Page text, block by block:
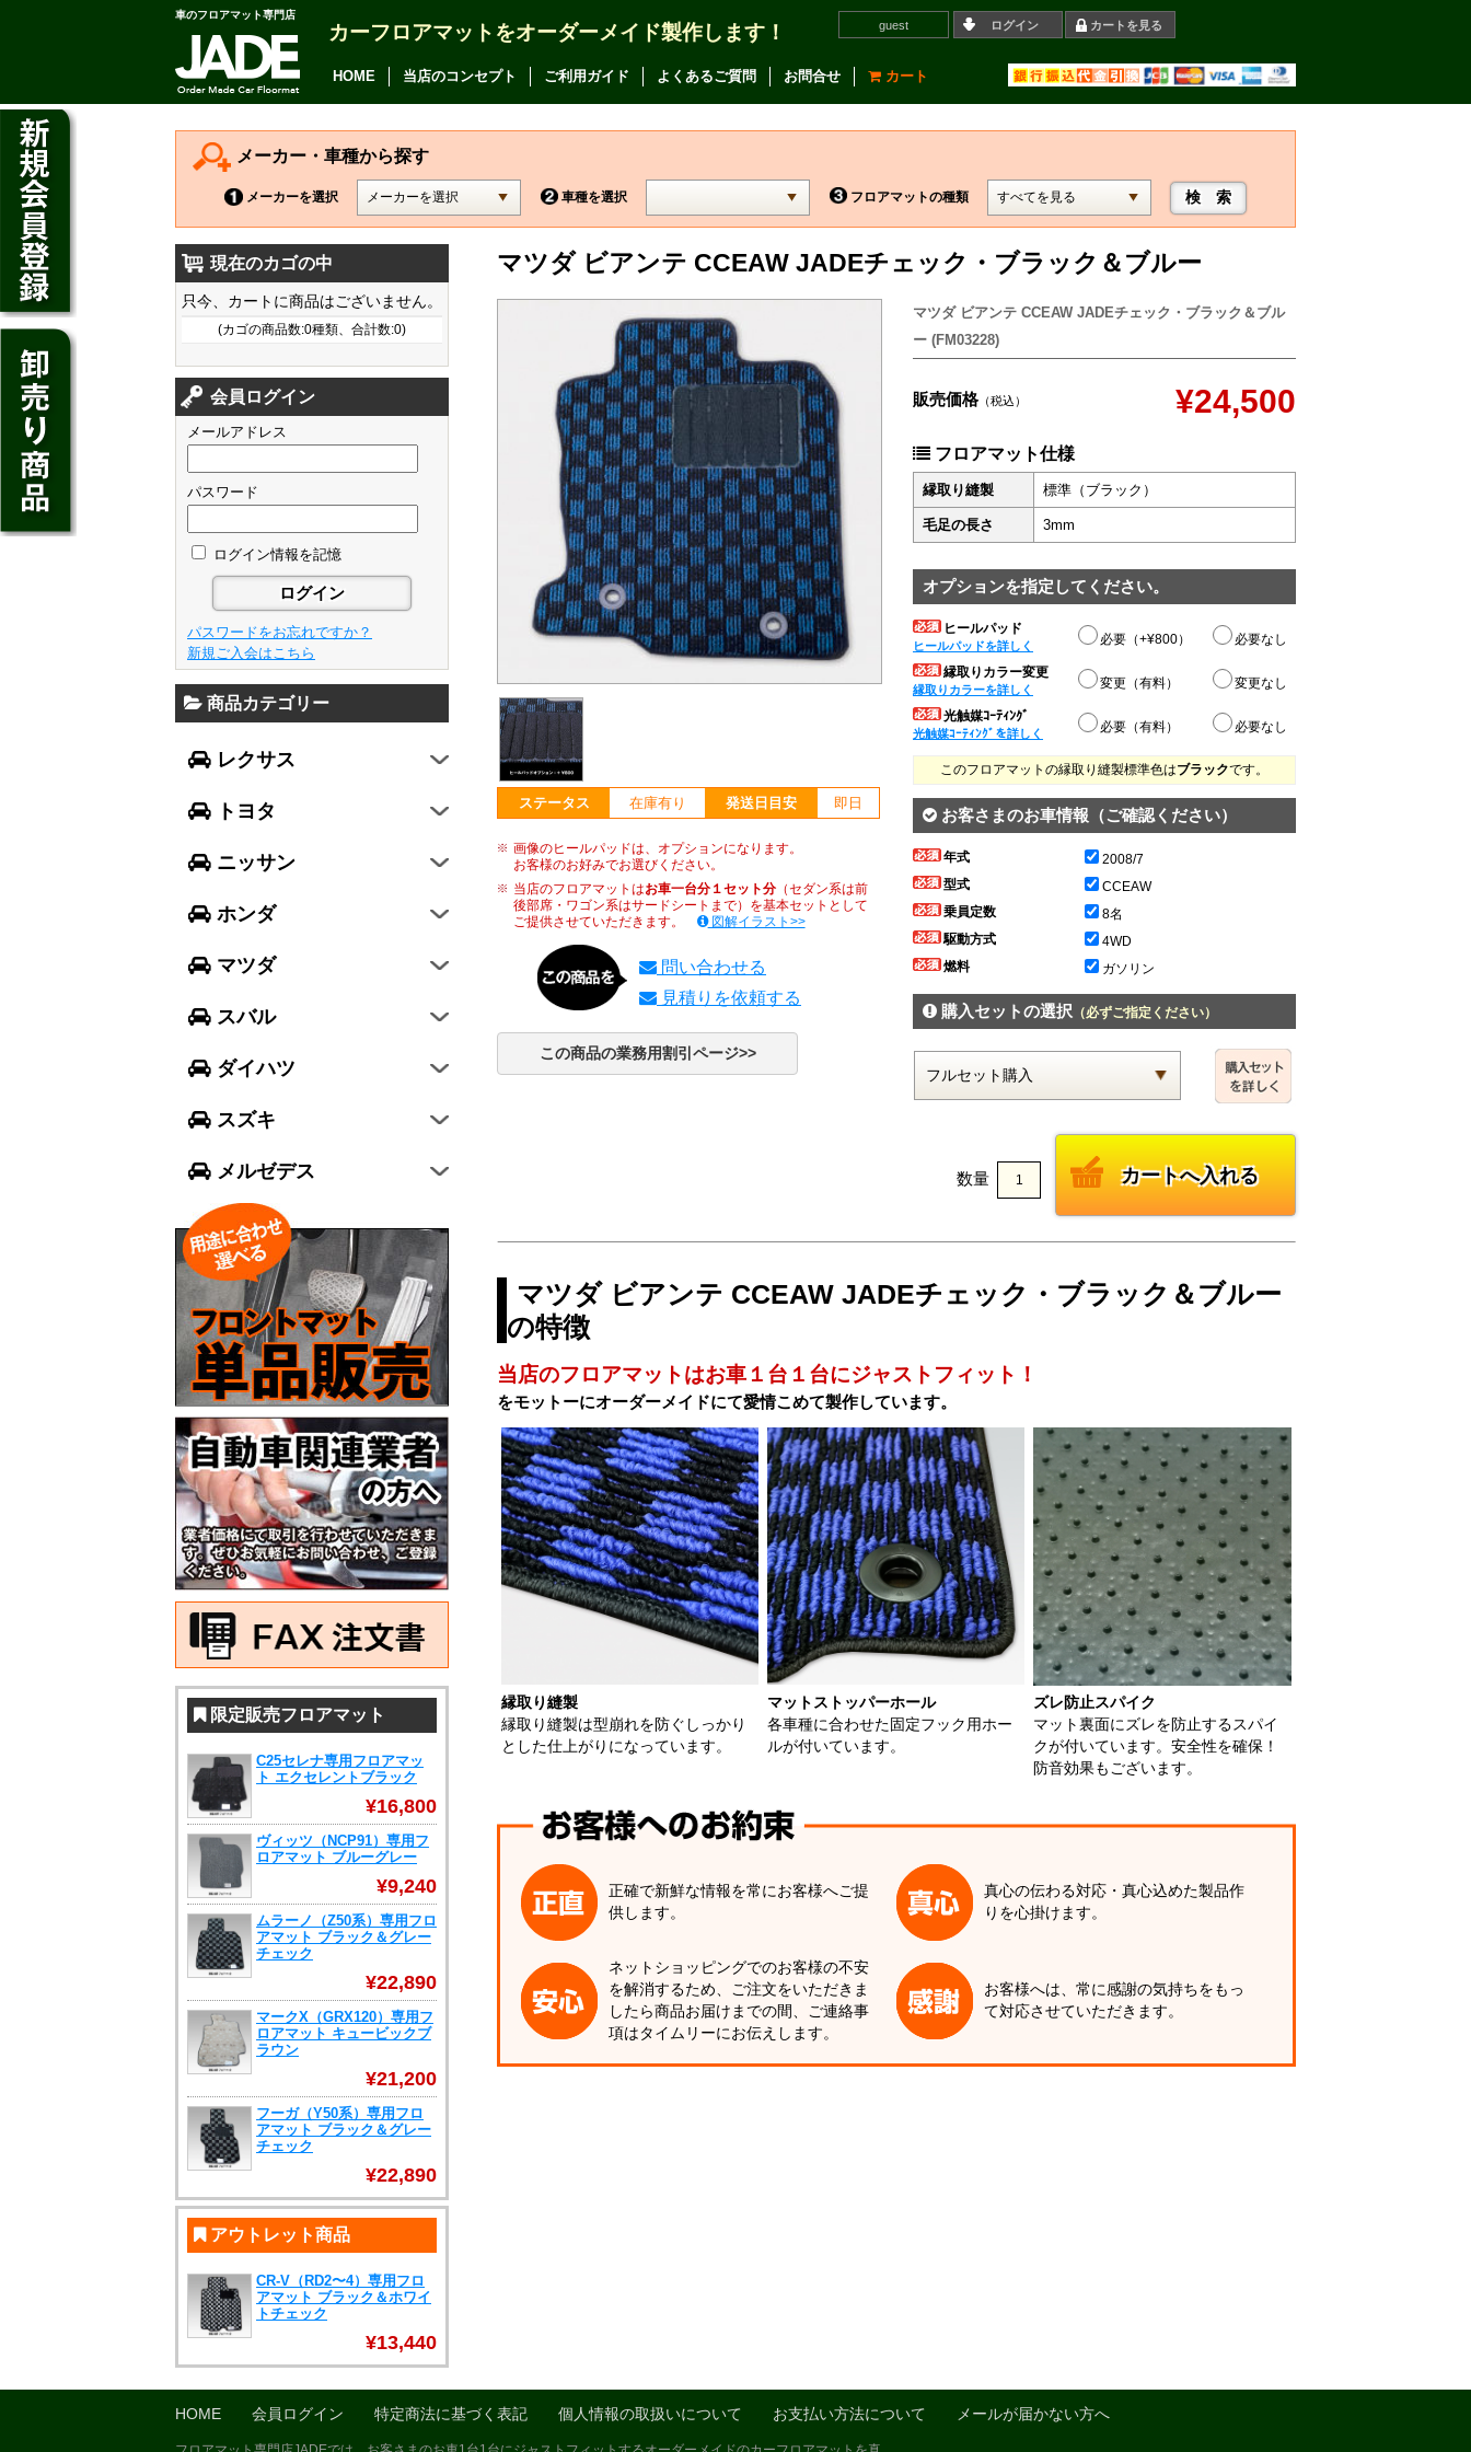
車のフロアマット専門店
カーフロアマットをオーダーメイド製作します！ guest ログイン カートを見る
HOME 当店のコンセプト ご利用ガイド よくあるご質問 お問合せ カート
メーカー・車種から探す
メーカーを選択 車種を選択 フロアマットの種類
マツダ ビアンテ CCEAW JADEチェック・ブラック＆ブルー
ステータス 在庫有り 発送日目安 即日
画像のヒールパッドは、オプションになります。
お客様のお好みでお選びください。
当店のフロアマットはお車一台分１セット分（セダン系は前
後部席・ワゴン系はサードシートまで）を基本セットとして
ご提供させていただきます。
図解イラスト>>
問い合わせる
見積りを依頼する
この商品の業務用割引ページ>>
マツダ ビアンテ CCEAW JADEチェック・ブラック＆ブル
ー (FM03228)
販売価格（税込） ¥24,500
フロアマット仕様
縁取り縫製 標準（ブラック）
毛足の長さ 3mm
オプションを指定してください。
ヒールパッド
ヒールパッドを詳しく 必要（+¥800） 必要なし
縁取りカラー変更
縁取りカラーを詳しく 変更（有料） 変更なし
光触媒ｺｰﾃｨﾝｸﾞ
光触媒ｺｰﾃｨﾝｸﾞを詳しく 必要（有料） 必要なし
このフロアマットの縁取り縫製標準色はブラックです。
お客さまのお車情報（ご確認ください）
年式
2008/7
型式
CCEAW
乗員定数
8名
駆動方式
4WD
燃料
ガソリン
購入セットの選択（必ずご指定ください）
数量
マツダ ビアンテ CCEAW JADEチェック・ブラック＆ブルー
の特徴
当店のフロアマットはお車１台１台にジャストフィット！
をモットーにオーダーメイドにて愛情こめて製作しています。
縁取り縫製
縁取り縫製は型崩れを防ぐしっかり
とした仕上がりになっています。
マットストッパーホール
各車種に合わせた固定フック用ホー
ルが付いています。
ズレ防止スパイク
マット裏面にズレを防止するスパイ
クが付いています。安全性を確保！
防音効果もございます。
正確で新鮮な情報を常にお客様へご提
供します。
真心の伝わる対応・真心込めた製品作
りを心掛けます。
ネットショッピングでのお客様の不安
を解消するため、ご注文をいただきま
したら商品お届けまでの間、ご連絡事
項はタイムリーにお伝えします。
お客様へは、常に感謝の気持ちをもっ
て対応させていただきます。
現在のカゴの中
只今、カートに商品はございません。
(カゴの商品数:0種類、合計数:0)
会員ログイン
メールアドレス
パスワード
ログイン情報を記憶
パスワードをお忘れですか？
新規ご入会はこちら
商品カテゴリー
レクサス
CT200h
HS250h
GS
GS F
NX
RX
LX570
RC
LC
トヨタ
アルファード
ヴェルファイア
カムリ
カローラ アクシオ
プレミオ
プリウス
SAI
クラウン アスリート
クラウン マジェスタ
クラウン ロイヤル
アベンシス
カローラ フィールダー
プリウスα
FJクルーザー
CH-R
ハリアー
86
ニッサン
デイズ
デイズ ルークス
ジューク
ノート
キューブ
セレナ
エルグランド
エクストレイル
ティアナ
スカイライン
GT-R
ホンダ
フィット
シャトル
ジェイド
フリード
N-ONE
N-BOX
N-BOX SLASH
N-BOX+
N-WGN
グレイス
ヴェゼル
マツダ
フレア
フレアワゴン
フレアクロスオーバー
キャロル
デミオ
アクセラ スポーツ
アテンザ ワゴン
CX-3
ビアンテ
スバル
レガシィ B4
レガシィ アウトバック
WRX S4
インプレッサ スポーツ
インプレッサ G4
エクシーガ クロスオーバー7
ダイハツ
ミラ イース
ミラ
ミラ ココア
ムーヴ キャンバス
タント
トール
スズキ
スペーシア
ハスラー
エヴリィワゴン
スイフト
ジムニー シエラ
メルゼデス
Aクラス
GLCクラス
限定販売フロアマット
C25セレナ専用フロアマッ
ト エクセレントブラック
¥16,800
ヴィッツ（NCP91）専用フ
ロアマット ブルーグレー
¥9,240
ムラーノ（Z50系）専用フロ
アマット ブラック＆グレー
チェック
¥22,890
マークX（GRX120）専用フ
ロアマット キュービックブ
ラウン
¥21,200
フーガ（Y50系）専用フロ
アマット ブラック＆グレー
チェック
¥22,890
アウトレット商品
CR-V（RD2〜4）専用フロ
アマット ブラック＆ホワイ
トチェック
¥13,440
HOME 会員ログイン 特定商法に基づく表記 個人情報の取扱いについて お支払い方法について メールが届かない方へ